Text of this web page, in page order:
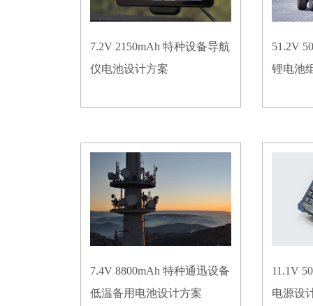
7.2V 2150mAh 特种设备导航
仪电池设计方案
51.2V
锂电池
7.4V 8800mAh 特种通迅设备
低温备用电池设计方案
11.1V
电源设